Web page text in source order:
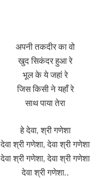
अपनी तकदीर का वो
खुद सिकंदर हुआ रे
भूल के ये जहां रे
जिस किसी ने यहाँ रे
साथ पाया तेरा
हे देवा, श्री गणेशा
देवा श्री गणेशा, देवा श्री गणेशा
देवा श्री गणेशा, देवा श्री गणेशा
देवा श्री गणेशा..